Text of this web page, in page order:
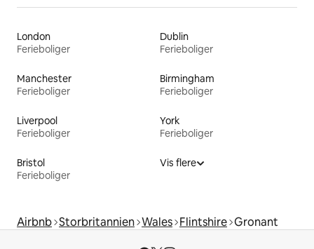
London
Ferieboliger
Dublin
Ferieboliger
Manchester
Ferieboliger
Birmingham
Ferieboliger
Liverpool
Ferieboliger
York
Ferieboliger
Bristol
Ferieboliger
Vis flere
Airbnb Storbritannien Wales Flintshire Gronant